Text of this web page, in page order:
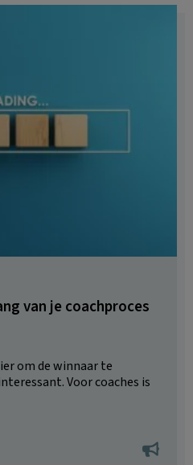
van je coachproces
om de winnaar te
Voor coaches is